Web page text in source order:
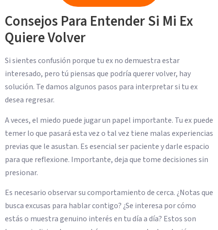
Consejos Para Entender Si Mi Ex
Quiere Volver
Si sientes confusión porque tu ex no demuestra estar
interesado, pero tú piensas que podría querer volver, hay
solución. Te damos algunos pasos para interpretar si tu ex
desea regresar.
A veces, el miedo puede jugar un papel importante. Tu ex puede
temer lo que pasará esta vez o tal vez tiene malas experiencias
previas que le asustan. Es esencial ser paciente y darle espacio
para que reflexione. Importante, deja que tome decisiones sin
presionar.
Es necesario observar su comportamiento de cerca. ¿Notas que
busca excusas para hablar contigo? ¿Se interesa por cómo
estás o muestra genuino interés en tu día a día? Estos son